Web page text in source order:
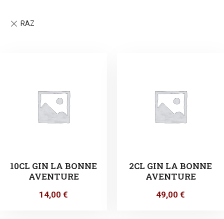
10CL GIN LA BONNE
AVENTURE
14,00 €
2CL GIN LA BONNE
AVENTURE
49,00 €